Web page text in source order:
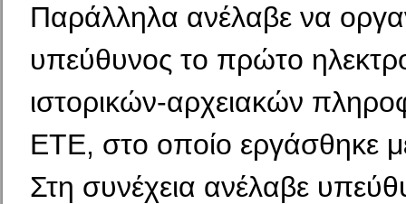
Παράλληλα ανέλαβε να
υπεύθυνος το πρώτο
ιστορικών-αρχειακών
ΕΤΕ, στο οποίο εργάσθηκε
Στη συνέχεια ανέλαβε